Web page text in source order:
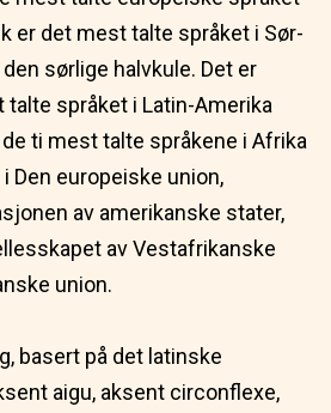
er det mest talte språket i Sør-
sørlige halvkule. Det er
språket i Latin-Amerika
ti mest talte språkene i Afrika
Den europeiske union,
av amerikanske stater,
av Vestafrikanske
union.
basert på det latinske
aigu, aksent circonflexe,